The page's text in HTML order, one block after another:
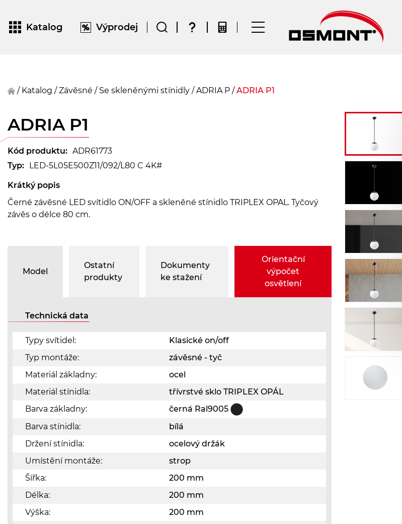
Katalog Výprodej
/ Katalog / závěsné / Se skleněnými stínidly / ADRIA P / ADRIA P1
ADRIA P1
Kód produktu: ADR61773
Typ: LED-5L05E500Z11/092/L80 C 4K#
Krátký popis
Černé závěsné LED svítidlo ON/OFF a skleněné stínidlo TRIPLEX OPAL. Tyčový
závěs o délce 80 cm.
Model
Ostatní
produkty
Dokumenty
ke stažení
Orientační
výpočet
osvětlení
Technická data
Typy svítidel:
Klasické on/off
Typ montáže:
závěsné - tyč
Materiál základny:
ocel
Materiál stínidla:
třívrstvé sklo TRIPLEX OPÁL
Barva základny:
černá Ral9005
Barva stínidla:
bílá
Držení stínidla:
ocelový držák
Umístění montáže:
strop
Šířka:
200 mm
Délka:
200 mm
Výška:
200 mm